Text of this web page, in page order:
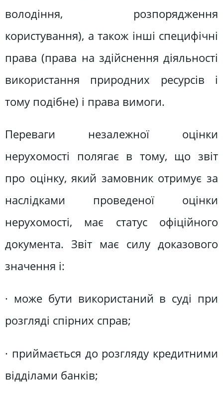
володіння, розпорядження
користування), а також інші специфічні
права (права на здійснення діяльності
використання природних ресурсів і
тому подібне) і права вимоги.
Переваги незалежної оцінки
нерухомості полягає в тому, що звіт
про оцінку, який замовник отримує за
наслідками проведеної оцінки
нерухомості, має статус офіційного
документа. Звіт має силу доказового
значення і:
· може бути використаний в суді при
розгляді спірних справ;
· приймається до розгляду кредитними
відділами банків;